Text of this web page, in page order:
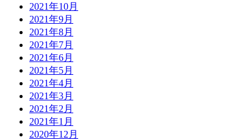
2021年10月
2021年9月
2021年8月
2021年7月
2021年6月
2021年5月
2021年4月
2021年3月
2021年2月
2021年1月
2020年12月